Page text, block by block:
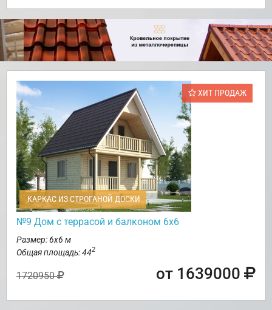
ХИТ ПРОДАЖ
КАРКАС ИЗ СТРОГАНОЙ ДОСКИ
№9 Дом с террасой и балконом 6х6
Размер: 6х6 м
Общая площадь: 442
1720950 от 1639000